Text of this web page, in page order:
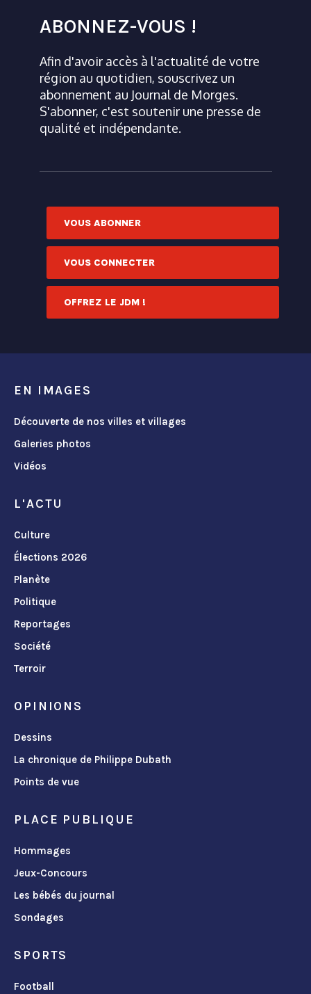
ABONNEZ-VOUS !
Afin d'avoir accès à l'actualité de votre
région au quotidien, souscrivez un
abonnement au Journal de Morges.
S'abonner, c'est soutenir une presse de
qualité et indépendante.
VOUS ABONNER
VOUS CONNECTER
OFFREZ LE JDM !
EN IMAGES
Découverte de nos villes et villages
Galeries photos
Vidéos
L'ACTU
Culture
Élections 2026
Planète
Politique
Reportages
Société
Terroir
OPINIONS
Dessins
La chronique de Philippe Dubath
Points de vue
PLACE PUBLIQUE
Hommages
Jeux-Concours
Les bébés du journal
Sondages
SPORTS
Football